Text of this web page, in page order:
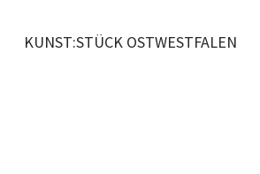
KUNST:STÜCK OSTWESTFALEN